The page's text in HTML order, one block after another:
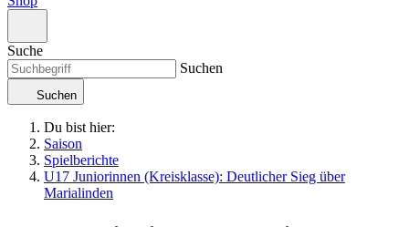
Suche
Suchen
Suchen
Du bist hier:
Saison
Spielberichte
U17 Juniorinnen (Kreisklasse): Deutlicher Sieg über
Marialinden